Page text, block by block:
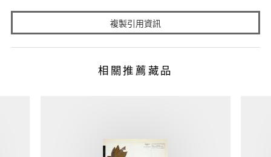
複製引用資訊
相關推薦藏品